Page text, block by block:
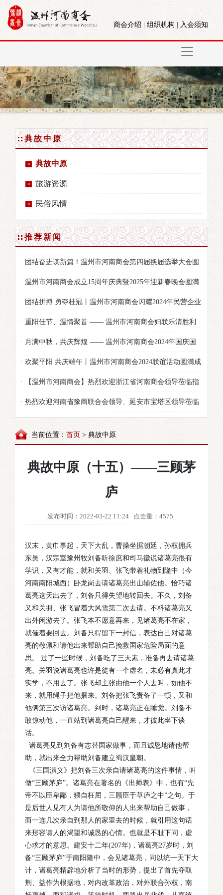
商会介绍 组织机构 入会须知
典故中原
典故中原
旅游资源
民俗风情
推荐新闻
· 团结奋进谋新篇！温州市河南商会第四届换届选举大会圆
满举行
· 温州市河南商会成立15周年庆典暨2025年迎新春晚会圆满
落幕
· 团结拼搏 勇夺桂冠丨温州市河南商会闪耀2024年民营企业
家节运动会！
· 重阳佳节、温情聚首 —— 温州市河南商会妇联乐清胜利
塘公园茶话会及露营烧烤活动纪实
· 月满中秋，共庆辉煌 —— 温州市河南商会2024年国庆国
秋双节活动精彩纷呈
· 欢聚平阳 共庆端午丨温州市河南商会2024联谊活动圆满成
功！
· 【温州市河南商会】热烈欢迎浙江省河南商会领导莅临指
导！
· 热烈欢迎河南省豫商联合会领导、延安市宝塔区领导莅临
当前位置： 首页 > 典故中原
典故中原（十五）——三顾茅
庐
发布时间：2022-03-22 11:24 点击量：4575
汉末，黄巾事起，天下大乱，曹操坐据朝廷，孙权拥兵
东吴，汉宗室豫州牧刘备听徐庶和司马徽说诸葛亮很有
学识，又有才能，就和关羽、张飞带着礼物到隆中（今
河南南阳城西）卧龙岗去请诸葛亮出山辅佐他。恰巧诸
葛亮这天出去了，刘备只得失望地转回去。不久，刘备
又和关羽、张飞冒着大风雪第二次去请。不料诸葛亮又
出外闲游去了。张飞本不愿意再来，见诸葛亮不在家，
就催着要回去。刘备只得留下一封信，表达自己对诸葛
亮的敬佩和请他出来帮助自己挽救国家危险局面的意
思。 过了一些时候，刘备吃了三天素，准备再去请诸葛
亮。关羽说诸葛亮也许是徒有一个虚名，未必有真此才
实学，不用去了。张飞却主张由他一个人去叫，如他不
来，就用绳子把他捆来。刘备把张飞责备了一顿，又和
他俩第三次访诸葛亮。到时，诸葛亮正在睡觉。刘备不
敢惊动他，一直站到诸葛亮自己醒来，才彼此坐下谈
话。
诸葛亮见到刘备有志替国家做事，而且诚恳地请他帮
助，就出来全力帮助刘备建立蜀汉皇朝。
《三国演义》把刘备三次亲自请诸葛亮的这件事情，叫
做“三顾茅庐”。诸葛亮在著名的《出师表》中，也有“先
帝不以臣卑鄙，猥自枉屈，三顾臣于草庐之中”之句。于
是后世人见有人为请他所敬仰的人出来帮助自己做事，
而一连几次亲自到那人的家里去的时候，就引用这句话
来形容请人的渴望和诚恳的心情。也就是不耻下问，虚
心求才的意思。建安十二年(207年)，诸葛亮27岁时，刘
备“三顾茅庐”于南阳隆中，会见诸葛亮，问以统一天下大
计，诸葛亮精辟地分析了当时的形势，提出了首先夺取
荆、益作为根据地，对内改革政治，对外联合孙权，南